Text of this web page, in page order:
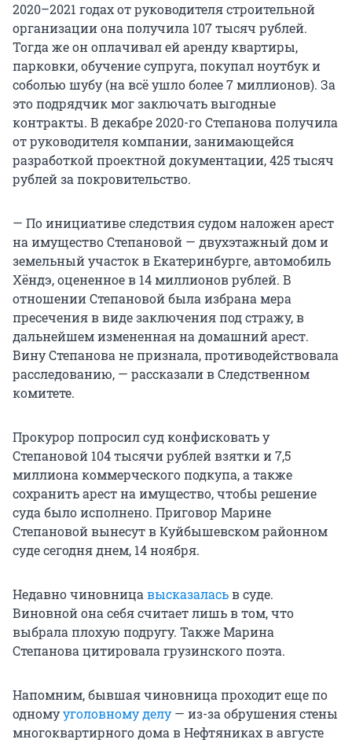
2020–2021 годах от руководителя строительной
организации она получила 107 тысяч рублей.
Тогда же он оплачивал ей аренду квартиры,
парковки, обучение супруга, покупал ноутбук и
соболью шубу (на всё ушло более 7 миллионов). За
это подрядчик мог заключать выгодные
контракты. В декабре 2020-го Степанова получила
от руководителя компании, занимающейся
разработкой проектной документации, 425 тысяч
рублей за покровительство.
— По инициативе следствия судом наложен арест
на имущество Степановой — двухэтажный дом и
земельный участок в Екатеринбурге, автомобиль
Хёндэ, оцененное в 14 миллионов рублей. В
отношении Степановой была избрана мера
пресечения в виде заключения под стражу, в
дальнейшем измененная на домашний арест.
Вину Степанова не признала, противодействовала
расследованию, — рассказали в Следственном
комитете.
Прокурор попросил суд конфисковать у
Степановой 104 тысячи рублей взятки и 7,5
миллиона коммерческого подкупа, а также
сохранить арест на имущество, чтобы решение
суда было исполнено. Приговор Марине
Степановой вынесут в Куйбышевском районном
суде сегодня днем, 14 ноября.
Недавно чиновница высказаласьв суде.
Виновной она себя считает лишь в том, что
выбрала плохую подругу. Также Марина
Степанова цитировала грузинского поэта.
Напомним, бывшая чиновница проходит еще по
одномууголовному делу— из-за обрушения стены
многоквартирного дома в Нефтяниках в августе